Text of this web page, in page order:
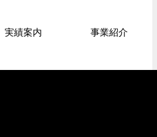
実績案内 事業紹介